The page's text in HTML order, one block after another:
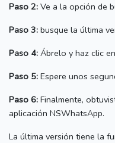
Paso 2: Ve a la opción de
Paso 3: busque la última
Paso 4: Ábrelo y haz clic
Paso 5: Espere unos
Paso 6: Finalmente,
aplicación NSWhatsApp.
La última versión tiene la